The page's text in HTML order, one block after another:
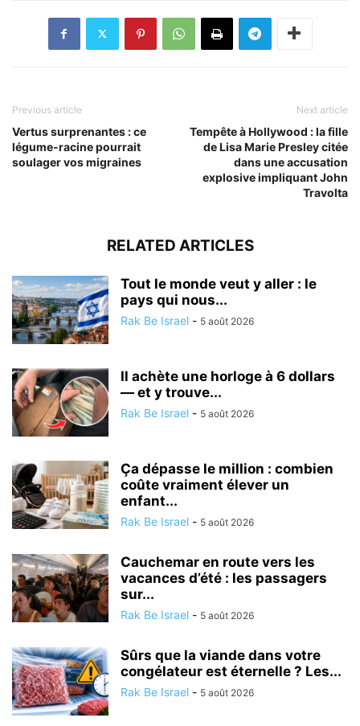
Previous article
Vertus surprenantes : ce
légume-racine pourrait
soulager vos migraines
Next article
Tempête à Hollywood : la fille
de Lisa Marie Presley citée
dans une accusation
explosive impliquant John
Travolta
RELATED ARTICLES
Tout le monde veut y aller : le
pays qui nous...
Rak Be Israel - 5 août 2026
Il achète une horloge à 6 dollars
— et y trouve...
Rak Be Israel - 5 août 2026
Ça dépasse le million : combien
coûte vraiment élever un
enfant...
Rak Be Israel - 5 août 2026
Cauchemar en route vers les
vacances d’été : les passagers
sur...
Rak Be Israel - 5 août 2026
Sûrs que la viande dans votre
congélateur est éternelle ? Les...
Rak Be Israel - 5 août 2026